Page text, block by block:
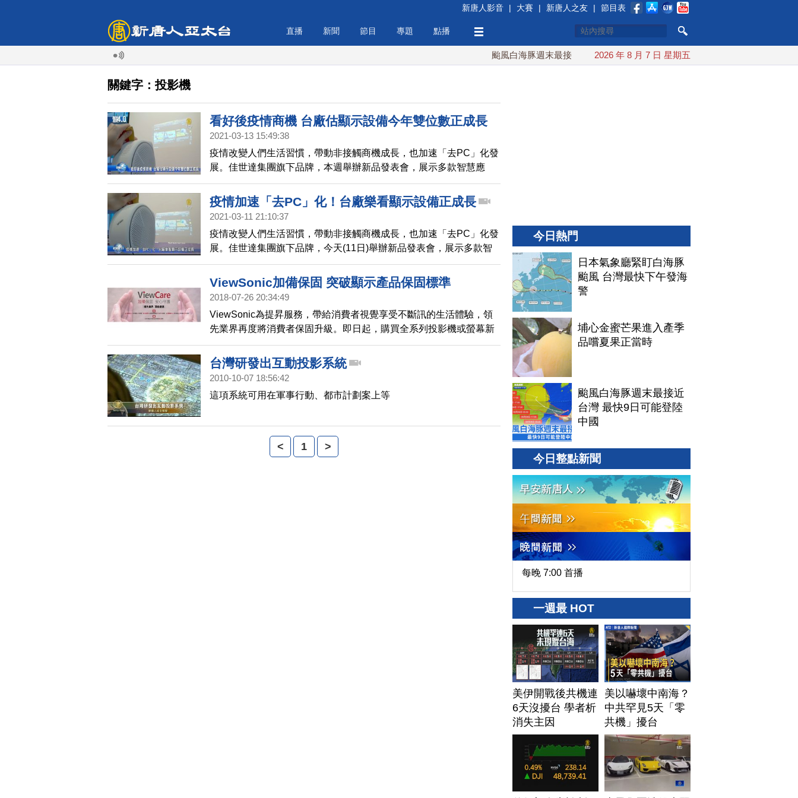
新唐人影音 | 大賽 | 新唐人之友 | 節目表
直播 新聞 節目 專題 點播
颱風白海豚週末最接近台灣 最快9日可能登陸中國
2026 年 8 月 7 日 星期五
關鍵字：投影機
看好後疫情商機 台廠估顯示設備今年雙位數正成長
2021-03-13 15:49:38
疫情改變人們生活習慣，帶動非接觸商機成長，也加速「去PC」化發
展。佳世達集團旗下品牌，本週舉辦新品發表會，展示多款智慧應
用。並看好台灣防疫有成，預估今年顯示設備景氣，會有雙位數正向
成長。
疫情加速「去PC」化！台廠樂看顯示設備正成長
2021-03-11 21:10:37
疫情改變人們生活習慣，帶動非接觸商機成長，也加速「去PC」化發
展。佳世達集團旗下品牌，今天(11日)舉辦新品發表會，展示多款智
慧應用。並看好台灣防疫有成，預估今年顯示設備景氣，會是正向成
長。
ViewSonic加備保固 突破顯示產品保固標準
2018-07-26 20:34:49
ViewSonic為提昇服務，帶給消費者視覺享受不斷訊的生活體驗，領
先業界再度將消費者保固升級。即日起，購買全系列投影機或螢幕新
機，自購買日起一個月內上網完成會員登錄，就將能享有加碼升級的
保固服務及全系列送修期間備品服務。
台灣研發出互動投影系統
2010-10-07 18:56:42
這項系統可用在軍事行動、都市計劃案上等
< 1 >
今日熱門
日本氣象廳緊盯白海豚
颱風 台灣最快下午發海
警
埔心金蜜芒果進入產季
品嚐夏果正當時
颱風白海豚週末最接近
台灣 最快9日可能登陸
中國
今日整點新聞
每晚 7:00 首播
一週最 HOT
美伊開戰後共機連
6天沒擾台 學者析
消失主因
美以嚇壞中南海？
中共罕見5天「零
共機」擾台